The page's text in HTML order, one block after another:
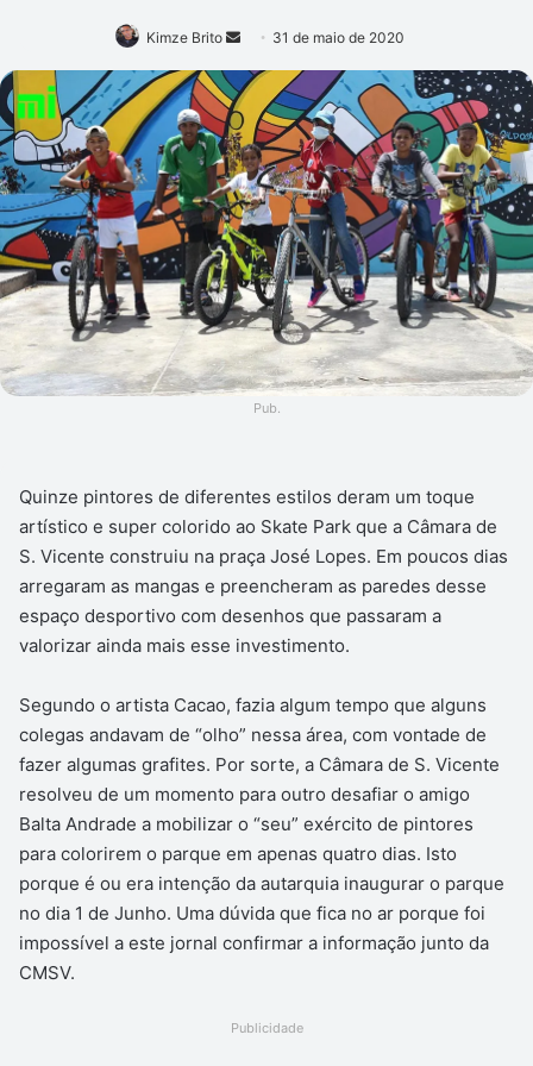
Kimze Brito
Mande
e-
mail
31 de maio de 2020
Pub.
Quinze pintores de diferentes estilos deram um toque
artístico e super colorido ao Skate Park que a Câmara de
S. Vicente construiu na praça José Lopes. Em poucos dias
arregaram as mangas e preencheram as paredes desse
espaço desportivo com desenhos que passaram a
valorizar ainda mais esse investimento.
Segundo o artista Cacao, fazia algum tempo que alguns
colegas andavam de “olho” nessa área, com vontade de
fazer algumas grafites. Por sorte, a Câmara de S. Vicente
resolveu de um momento para outro desafiar o amigo
Balta Andrade a mobilizar o “seu” exército de pintores
para colorirem o parque em apenas quatro dias. Isto
porque é ou era intenção da autarquia inaugurar o parque
no dia 1 de Junho. Uma dúvida que fica no ar porque foi
impossível a este jornal confirmar a informação junto da
CMSV.
Publicidade